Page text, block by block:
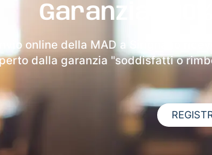
Garanzia
online della MAD a Sirignano
dalla garanzia "soddisfatti o